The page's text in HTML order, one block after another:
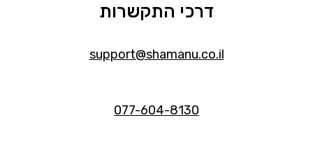
דרכי התקשרות
support@shamanu.co.il
077-604-8130